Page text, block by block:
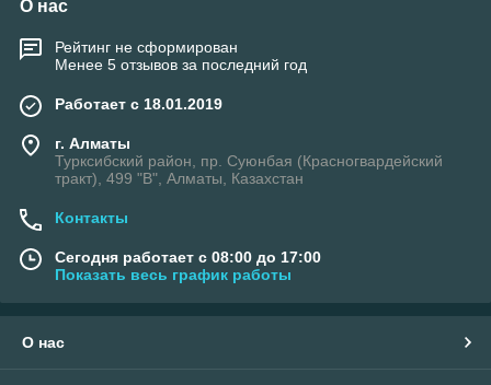
О нас
Рейтинг не сформирован
Менее 5 отзывов за последний год
Работает с 18.01.2019
г. Алматы
Турксибский район, пр. Суюнбая (Красногвардейский
тракт), 499 "В", Алматы, Казахстан
Контакты
Сегодня работает с 08:00 до 17:00
Показать весь график работы
О нас